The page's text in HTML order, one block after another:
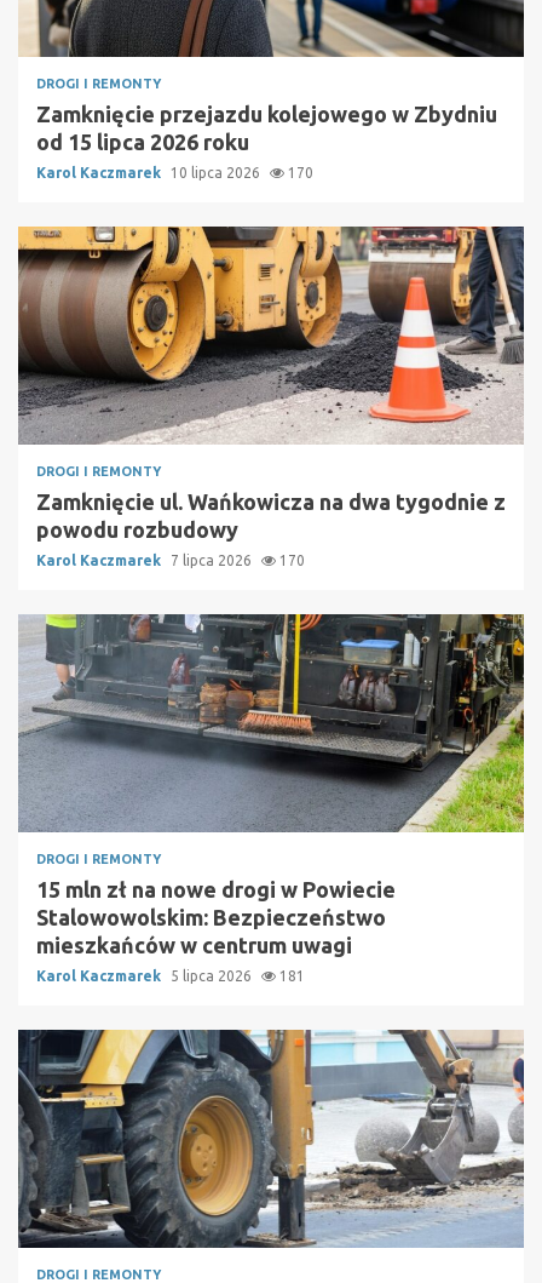
DROGI I REMONTY
Zamknięcie przejazdu kolejowego w Zbydniu
od 15 lipca 2026 roku
Karol Kaczmarek 10 lipca 2026 170
DROGI I REMONTY
Zamknięcie ul. Wańkowicza na dwa tygodnie z
powodu rozbudowy
Karol Kaczmarek 7 lipca 2026 170
DROGI I REMONTY
15 mln zł na nowe drogi w Powiecie
Stalowowolskim: Bezpieczeństwo
mieszkańców w centrum uwagi
Karol Kaczmarek 5 lipca 2026 181
DROGI I REMONTY